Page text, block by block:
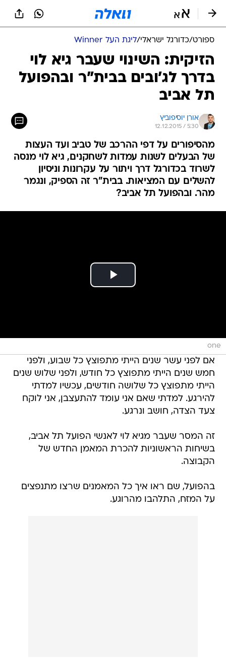
ספורט/כדורגל ישראלי/ליגת העל Winner
הזיקית: השינוי שעבר גיא לוי
בדרך לג'ובים בבית"ר ובהפועל
תל אביב
אורן יוסיפוביץ
12.12.2015 / 5:30
מהסיפורים על דפי ההרכב של טביב ועד העצות
של הבעלים לשנות עמדות לשחקנים, גיא לוי מנסה
לשרוד בכדורגל דרך ויתור על עקרונות וניסיון
להשלים עם המציאות. בבית"ר זה הספיק, ונגמר
מהר. ובהפועל תל אביב?
one
אם לפני עשר שנים הייתי מתפוצץ כל שבוע, ולפני
חמש שנים הייתי מתפוצץ כל חודש, ולפני שלוש שנים
הייתי מתפוצץ כל שלושה חודשים, עכשיו למדתי
להירגע. למדתי שאם אני עומד להתעצבן, אני לוקח
צעד הצדה, חושב ונרגע.
זה המסר שעבר מגיא לוי לאנשי הפועל תל אביב,
בשיחות הראשוניות להכרת המאמן החדש של
הקבוצה.
בהפועל, שם ראו איך כל המאמנים שרצו מתנפצים
על המזח, התלהבו מהרוגע.